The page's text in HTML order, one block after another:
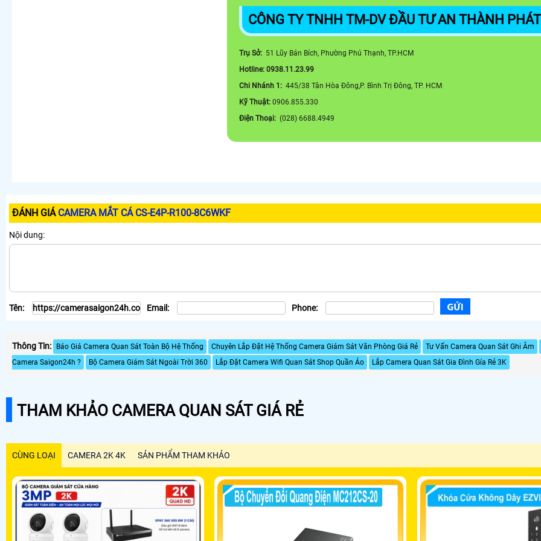
CÔNG TY TNHH TM-DV ĐẦU TƯ AN THÀNH
Trụ Sở: 51 Lũy Bán Bích, Phường Phú Thạnh, TP.HCM
Hotline: 0938.11.23.99
Chi Nhánh 1: 445/38 Tân Hòa Đông,P. Bình Trị Đông, TP. HCM
Kỹ Thuật: 0906.855.330
Điện Thoại: (028) 6688.4949
ĐÁNH GIÁ CAMERA MẮT CÁ CS-E4P-R100-8C6WKF
Nội dung:
Tên: Email: Phone:
Thông Tin: Báo Giá Camera Quan Sát Toàn Bộ Hệ Thống Chuyên Lắp Đặt Hệ Thống Camera Giám Sát Văn Phòng Giá Rẻ
Tư Vấn Camera Quan Sát Ghi Âm
Camera Saigon24h ?
Bộ Camera Giám Sát Ngoài Trời 360 Lắp Đặt Camera Wifi Quan Sát Shop Quần Áo Lắp Camera Quan Sát Gia Đình Gía Rẻ 3K
THAM KHẢO CAMERA QUAN SÁT GIÁ RẺ
CÙNG LOẠI CAMERA 2K 4K SẢN PHẨM THAM KHẢO